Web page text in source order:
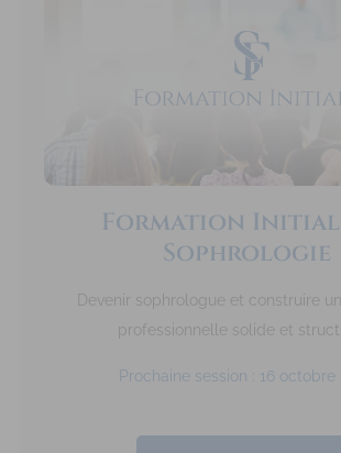
Formation
Sophrologie
Devenir sophrologue et construire
professionnelle solide et
Prochaine session : 16 octobre